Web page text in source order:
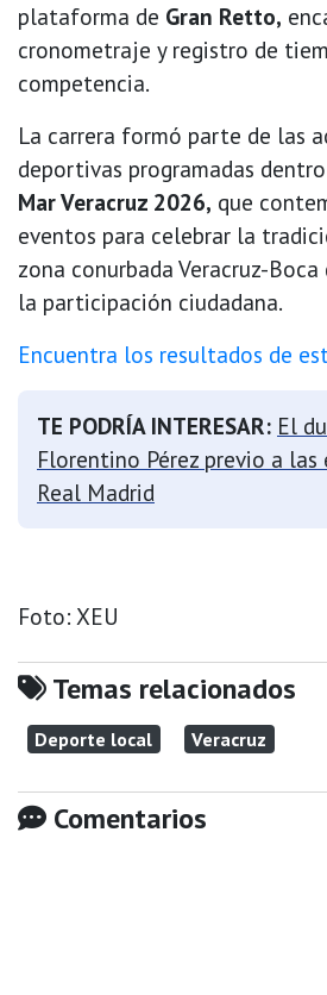
plataforma de Gran Retto,
cronometraje y registro de
competencia.
La carrera formó parte de las
deportivas programadas
Mar Veracruz 2026, que
eventos para celebrar la
zona conurbada Veracruz-
la participación ciudadana.
Encuentra los resultados de
TE PODRÍA INTERESAR: El
Florentino Pérez previo a
Real Madrid
Foto: XEU
Temas relacionados
Deporte local Veracruz
Comentarios